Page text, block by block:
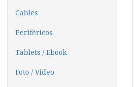
Cables
Periféricos
Tablets / Ebook
Foto / Video